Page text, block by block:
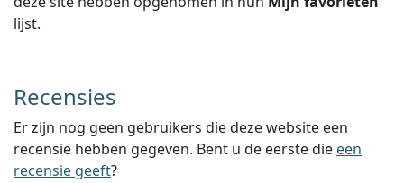
lijst.
Recensies
Er zijn nog geen gebruikers die deze website een
recensie hebben gegeven. Bent u de eerste die een
recensie geeft?